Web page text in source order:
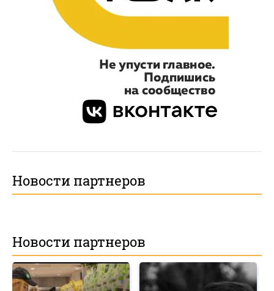
Новости партнеров
Новости партнеров